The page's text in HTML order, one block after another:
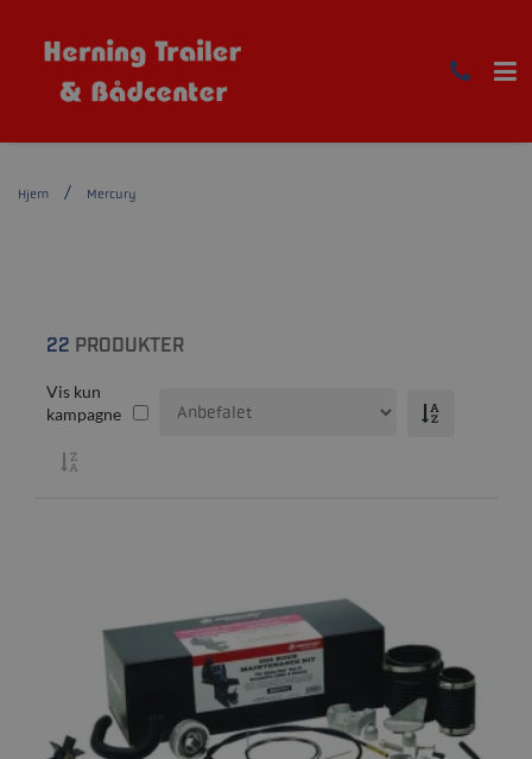
Hjem Mercury
22 PRODUKTER
Vis kun
kampagne